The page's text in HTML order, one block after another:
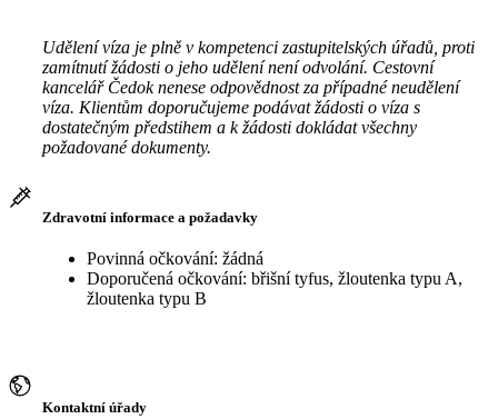
Udělení víza je plně v kompetenci zastupitelských úřadů, proti
zamítnutí žádosti o jeho udělení není odvolání. Cestovní
kancelář Čedok nenese odpovědnost za případné neudělení
víza. Klientům doporučujeme podávat žádosti o víza s
dostatečným předstihem a k žádosti dokládat všechny
požadované dokumenty.
Zdravotní informace a požadavky
Povinná očkování: žádná
Doporučená očkování: břišní tyfus, žloutenka typu A,
žloutenka typu B
Kontaktní úřady